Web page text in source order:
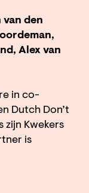
den
Alex van
in co-
Dutch Don’t
zijn Kwekers
is